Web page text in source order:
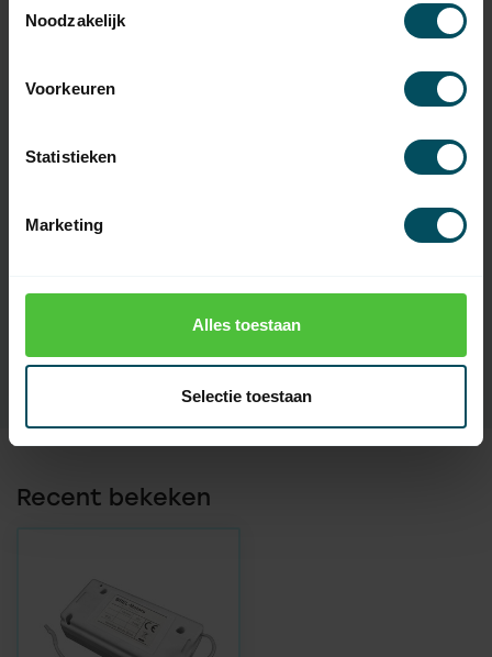
Noodzakelijk
Voorkeuren
Statistieken
Marketing
Alles toestaan
Selectie toestaan
Brel Brel Home Hub-04 -
Ultra 87,95
EAN Code 7432257976945
Recent bekeken